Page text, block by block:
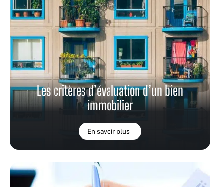
Les critères d’évaluation d’un bien
immobilier
En savoir plus